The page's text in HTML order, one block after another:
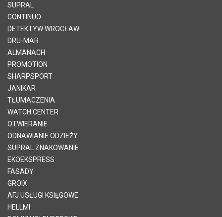
SUPRAL
CONTINUO
DETEKTYW WROCŁAW
DRU-MAR
ALMANACH
PROMOTION
SHARPSPORT
JANIKAR
TŁUMACZENIA
WATCH CENTER
OTWIERANIE
ODNAWIANIE ODZIEŻY
SUPRAL ZNAKOWANIE
EKOEKSPRESS
FASADY
GROIX
AFJ USŁUGI KSIĘGOWE
HELLMI